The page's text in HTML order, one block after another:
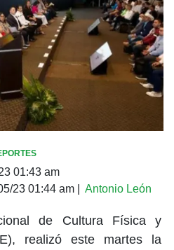
01:43 am
23 01:44 am Antonio León
de Cultura Física y
realizó este martes la